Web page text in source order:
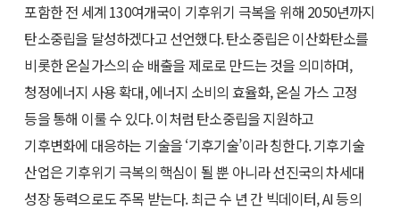
포함한 전 세계 130여개국이 기후위기 극복을 위해 2050년까지
탄소중립을 달성하겠다고 선언했다. 탄소중립은 이산화탄소를
비롯한 온실가스의 순 배출을 제로로 만드는 것을 의미하며,
청정에너지 사용 확대, 에너지 소비의 효율화, 온실 가스 고정
등을 통해 이룰 수 있다. 이처럼 탄소중립을 지원하고
기후변화에 대응하는 기술을 ‘기후기술’이라 칭한다. 기후기술
산업은 기후위기 극복의 핵심이 될 뿐 아니라 선진국의 차세대
성장 동력으로도 주목 받는다. 최근 수 년 간 빅데이터, AI 등의